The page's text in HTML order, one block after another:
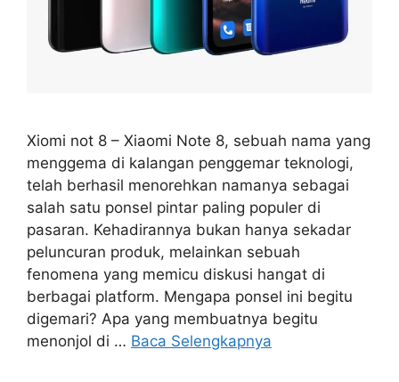
Xiomi not 8 – Xiaomi Note 8, sebuah nama yang
menggema di kalangan penggemar teknologi,
telah berhasil menorehkan namanya sebagai
salah satu ponsel pintar paling populer di
pasaran. Kehadirannya bukan hanya sekadar
peluncuran produk, melainkan sebuah
fenomena yang memicu diskusi hangat di
berbagai platform. Mengapa ponsel ini begitu
digemari? Apa yang membuatnya begitu
menonjol di … Baca Selengkapnya